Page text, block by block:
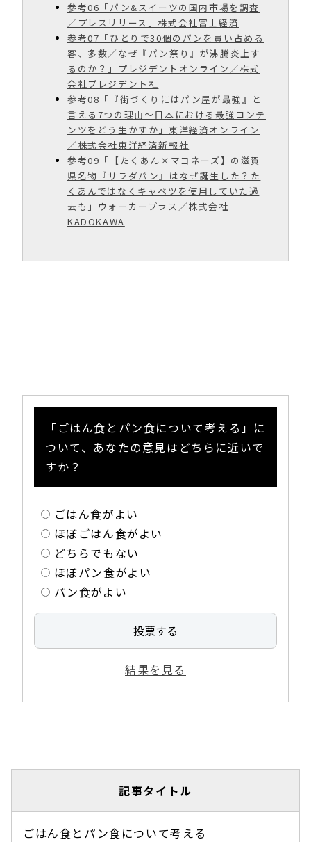
参考06「パン&スイーツの国内市場を調査
／プレスリリース」株式会社富士経済
参考07「ひとりで30個のパンを買い占める
客、多数／なぜ『パン祭り』が沸騰炎上す
るのか？」プレジデントオンライン／株式
会社プレジデント社
参考08「『街づくりにはパン屋が最強』と
言える7つの理由〜日本における最強コンテ
ンツをどう生かすか」東洋経済オンライン
／株式会社東洋経済新報社
参考09「【たくあん×マヨネーズ】の滋賀
県名物『サラダパン』はなぜ誕生した？た
くあんではなくキャベツを使用していた過
去も」ウォーカープラス／株式会社
KADOKAWA
「ごはん食とパン食について考える」に
ついて、あなたの意見はどちらに近いで
すか？
ごはん食がよい
ほぼごはん食がよい
どちらでもない
ほぼパン食がよい
パン食がよい
結果を見る
記事タイトル
ごはん食とパン食について考える